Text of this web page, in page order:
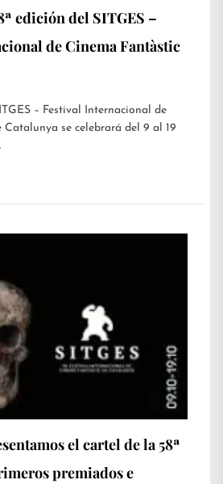
edición del SITGES –
de Cinema Fantàstic
– Festival Internacional de
Catalunya se celebrará del 9 al 19
el cartel de la 58ª
premiados e